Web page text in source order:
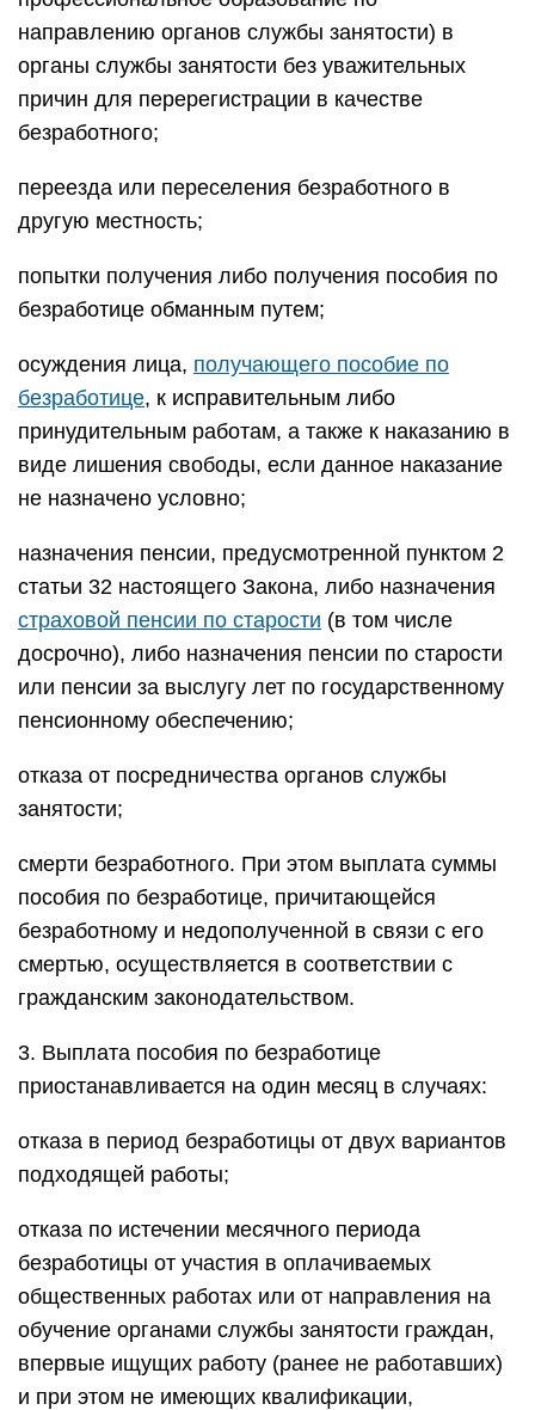
направлению органов службы занятости) в
органы службы занятости без уважительных
причин для перерегистрации в качестве
безработного;
переезда или переселения безработного в
другую местность;
попытки получения либо получения пособия по
безработице обманным путем;
осуждения лица, получающего пособие по
безработице, к исправительным либо
принудительным работам, а также к наказанию в
виде лишения свободы, если данное наказание
не назначено условно;
назначения пенсии, предусмотренной пунктом 2
статьи 32 настоящего Закона, либо назначения
страховой пенсии по старости (в том числе
досрочно), либо назначения пенсии по старости
или пенсии за выслугу лет по государственному
пенсионному обеспечению;
отказа от посредничества органов службы
занятости;
смерти безработного. При этом выплата суммы
пособия по безработице, причитающейся
безработному и недополученной в связи с его
смертью, осуществляется в соответствии с
гражданским законодательством.
3. Выплата пособия по безработице
приостанавливается на один месяц в случаях:
отказа в период безработицы от двух вариантов
подходящей работы;
отказа по истечении месячного периода
безработицы от участия в оплачиваемых
общественных работах или от направления на
обучение органами службы занятости граждан,
впервые ищущих работу (ранее не работавших)
и при этом не имеющих квалификации,